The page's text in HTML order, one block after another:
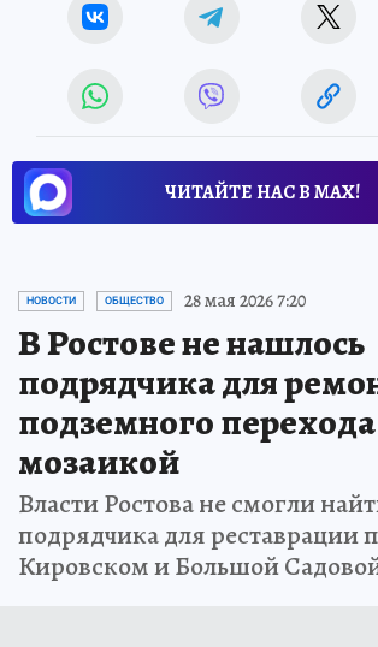
ЧИТАЙТЕ НАС В МАХ!
НОВОСТИ ОБЩЕСТВО 28 мая 2026 7:20
В Ростове не нашлось
подрядчика для
подземного
мозаикой
Власти Ростова не смогли
подрядчика для реставрации
Кировском и Большой